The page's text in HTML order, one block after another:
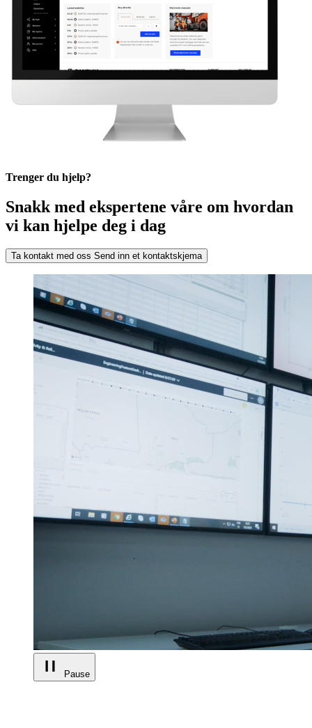
Trenger du hjelp?
Snakk med ekspertene våre om hvordan
vi kan hjelpe deg i dag
Ta kontakt med oss Send inn et kontaktskjema
Pause